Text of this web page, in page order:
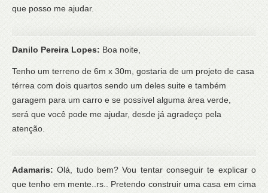
que posso me ajudar.
Danilo Pereira Lopes: Boa noite,
Tenho um terreno de 6m x 30m, gostaria de um projeto de casa
térrea com dois quartos sendo um deles suite e também
garagem para um carro e se possível alguma área verde,
será que você pode me ajudar, desde já agradeço pela
atenção.
Adamaris:Olá, tudo bem? Vou tentar conseguir te explicar o
que tenho em mente..rs.. Pretendo construir uma casa em cima